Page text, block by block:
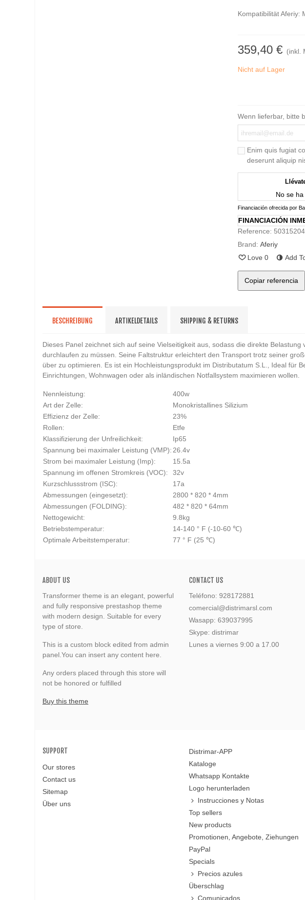
Kompatibilität Aferiy:
359,40 € (inkl.
Nicht auf Lager
Wenn lieferbar, bitte
Enim quis fugiat
deserunt aliquip
No se
Financiación ofrecida por
FINANCIACIÓN
Reference:
Brand: Aferiy
Love 0 Add
Copiar referencia
BESCHREIBUNG ARTIKELDETAILS SHIPPING & RETURNS
Dieses Panel zeichnet sich auf seine Vielseitigkeit aus, sodass die direkte
durchlaufen zu müssen. Seine Faltstruktur erleichtert den Transport trotz seiner
über zu optimieren. Es ist ein Hochleistungsprodukt im Distributatum S.L., Ideal für
Einrichtungen, Wohnwagen oder als inländischen Notfallsystem maximieren wollen.
Nennleistung:
400w
Art der Zelle:
Monokristallines Silizium
Effizienz der Zelle:
23%
Rollen:
Etfe
Klassifizierung der Unfreilichkeit:
Ip65
Spannung bei maximaler Leistung (VMP): 26.4v
Strom bei maximaler Leistung (Imp):
15.5a
Spannung im offenen Stromkreis (VOC):
32v
Kurzschlussstrom (ISC):
17a
Abmessungen (eingesetzt):
2800 * 820 * 4mm
Abmessungen (FOLDING):
482 * 820 * 64mm
Nettogewicht:
9.8kg
Betriebstemperatur:
14-140 ° F (-10-60 ℃)
Optimale Arbeitstemperatur:
77 ° F (25 ℃)
ABOUT US
Transformer theme is an elegant, powerful
and fully responsive prestashop theme
with modern design. Suitable for every
type of store.
This is a custom block edited from admin
panel.You can insert any content here.
Any orders placed through this store will
not be honored or fulfilled
Buy this theme
CONTACT US
Teléfono: 928172881
comercial@distrimarsl.com
Wasapp: 639037995
Skype: distrimar
Lunes a viernes 9:00 a 17.00
SUPPORT
Our stores
Contact us
Sitemap
Über uns
Distrimar-APP
Kataloge
Whatsapp Kontakte
Logo herunterladen
Instrucciones y Notas
Top sellers
New products
Promotionen, Angebote, Ziehungen
PayPal
Specials
Precios azules
Überschlag
Comunicados